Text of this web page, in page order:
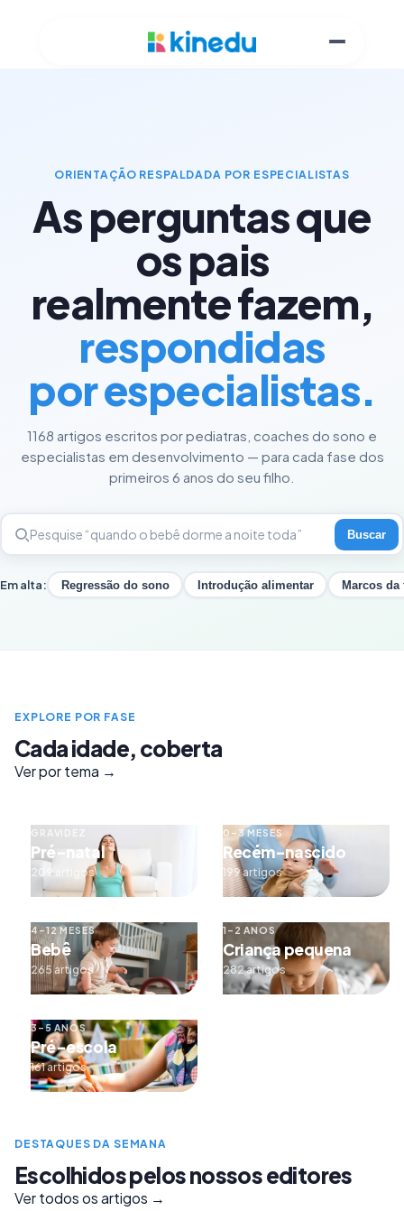
ORIENTAÇÃO RESPALDADA POR ESPECIALISTAS
As perguntas que
os pais
realmente fazem,
respondidas
por especialistas.
1168 artigos escritos por pediatras, coaches do sono e
especialistas em desenvolvimento — para cada fase dos
primeiros 6 anos do seu filho.
Buscar
Em alta: Regressão do sono Introdução alimentar Marcos da
EXPLORE POR FASE
Cada idade, coberta
Ver por tema →
GRAVIDEZ
Pré-natal
209 artigos
0–3 MESES
Recém-nascido
199 artigos
4–12 MESES
Bebê
265 artigos
1–2 ANOS
Criança pequena
282 artigos
3–5 ANOS
Pré-escola
161 artigos
DESTAQUES DA SEMANA
Escolhidos pelos nossos editores
Ver todos os artigos →